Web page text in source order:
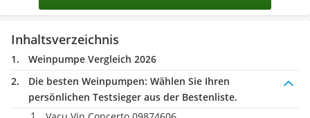
Inhaltsverzeichnis
Weinpumpe Vergleich 2026
Die besten Weinpumpen: Wählen Sie Ihren
persönlichen Testsieger aus der Bestenliste.